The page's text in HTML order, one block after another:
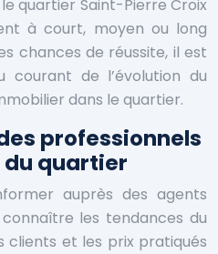
quartier Saint-Pierre Croix
à court, moyen ou long
chances de réussite, il est
de l’évolution du
dans le quartier.
professionnels
quartier
auprès des agents
les tendances du
clients et les prix pratiqués